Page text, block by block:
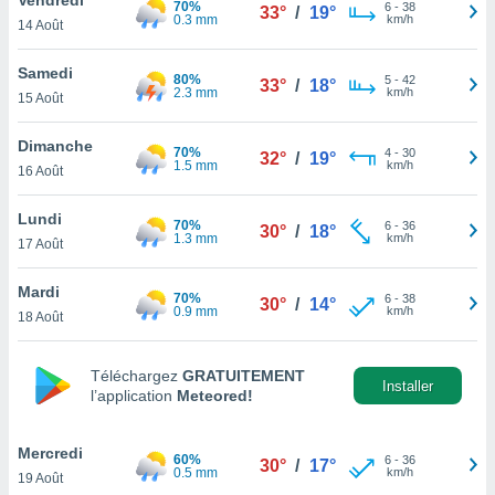
et
»,
au
vous
qu'ils
ou
le
ainsi
un
la
du
14 Août
70%
0.3 mm
33° / 19° 6- 38
km/h
Samedi
15 Août
80%
2.3 mm
33° / 18° 5- 42
km/h
Dimanche
16 Août
70%
1.5 mm
32° / 19° 4- 30
km/h
Lundi
17 Août
70%
1.3 mm
30° / 18° 6- 36
km/h
Mardi
18 Août
70%
0.9 mm
30° / 14° 6- 38
km/h
Téléchargez GRATUITEMENT
l’application Meteored!
Installer
Mercredi
19 Août
60%
0.5 mm
30° / 17° 6- 36
km/h